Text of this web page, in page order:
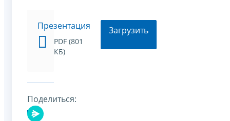
Презентация
PDF (801
КБ)
Загрузить
Поделиться: